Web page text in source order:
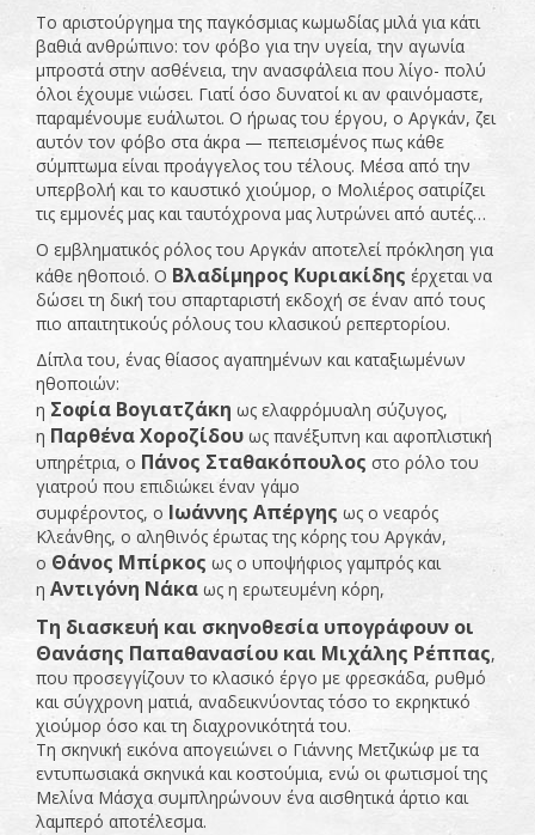
Το αριστούργημα της παγκόσμιας κωμωδίας μιλά για κάτι
βαθιά ανθρώπινο: τον φόβο για την υγεία, την αγωνία
μπροστά στην ασθένεια, την ανασφάλεια που λίγο- πολύ
όλοι έχουμε νιώσει. Γιατί όσο δυνατοί κι αν φαινόμαστε,
παραμένουμε ευάλωτοι. Ο ήρωας του έργου, ο Αργκάν, ζει
αυτόν τον φόβο στα άκρα — πεπεισμένος πως κάθε
σύμπτωμα είναι προάγγελος του τέλους. Μέσα από την
υπερβολή και το καυστικό χιούμορ, ο Μολιέρος σατιρίζει
τις εμμονές μας και ταυτόχρονα μας λυτρώνει από αυτές…
Ο εμβληματικός ρόλος του Αργκάν αποτελεί πρόκληση για
κάθε ηθοποιό. Ο Βλαδίμηρος Κυριακίδης έρχεται να
δώσει τη δική του σπαρταριστή εκδοχή σε έναν από τους
πιο απαιτητικούς ρόλους του κλασικού ρεπερτορίου.
Δίπλα του, ένας θίασος αγαπημένων και καταξιωμένων
ηθοποιών:
η Σοφία Βογιατζάκη ως ελαφρόμυαλη σύζυγος,
η Παρθένα Χοροζίδου ως πανέξυπνη και αφοπλιστική
υπηρέτρια, ο Πάνος Σταθακόπουλος στο ρόλο του
γιατρού που επιδιώκει έναν γάμο
συμφέροντος, ο Ιωάννης Απέργης ως ο νεαρός
Κλεάνθης, ο αληθινός έρωτας της κόρης του Αργκάν,
ο Θάνος Μπίρκος ως ο υποψήφιος γαμπρός και
η Αντιγόνη Νάκα ως η ερωτευμένη κόρη,
Τη διασκευή και σκηνοθεσία υπογράφουν οι
Θανάσης Παπαθανασίου και Μιχάλης Ρέππας,
που προσεγγίζουν το κλασικό έργο με φρεσκάδα, ρυθμό
και σύγχρονη ματιά, αναδεικνύοντας τόσο το εκρηκτικό
χιούμορ όσο και τη διαχρονικότητά του.
Τη σκηνική εικόνα απογειώνει ο Γιάννης Μετζικώφ με τα
εντυπωσιακά σκηνικά και κοστούμια, ενώ οι φωτισμοί της
Μελίνα Μάσχα συμπληρώνουν ένα αισθητικά άρτιο και
λαμπερό αποτέλεσμα.